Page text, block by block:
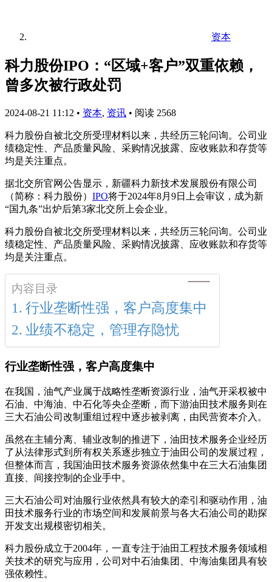
资本
科力股份IPO：“区域+客户”双重依赖，
曾多次被行政处罚
2024-08-21 11:12 • 资本, 资讯 • 阅读 2568
科力股份自被北交所受理材料以来，共经历三轮问询。公司业
绩稳定性、产品质量风险、采购情况披露、应收账款和存货等
均是关注重点。
据北交所官网公告显示，新疆科力新技术发展股份有限公司
（简称：科力股份） IPO将于2024年8月9日上会审议，成为新
“国九条”出炉后第3家北交所上会企业。
科力股份自被北交所受理材料以来，共经历三轮问询。公司业
绩稳定性、产品质量风险、采购情况披露、应收账款和存货等
均是关注重点。
内容目录
行业垄断性强，客户高度集中
业绩不稳定，管理存隐忧
行业垄断性强，客户高度集中
在我国，油气产业属于战略性垄断资源行业，油气开采权被中
石油、中海油、中石化等央企垄断，而下游油田技术服务则在
三大石油公司改制重组过程中逐步被剥离，由民营资本介入。
虽然在主辅分离、辅业改制的推进下，油田技术服务企业经历
了从法律形式到所有权关系逐步独立于油田公司的发展过程，
但整体而言，我国油田技术服务资源依然集中在三大石油集团
直接、间接控制的企业手中。
三大石油公司对油服行业依然具有较大的牵引和驱动作用，油
田技术服务行业的市场空间和发展前景与各大石油公司的勘探
开发支出规模密切相关。
科力股份成立于2004年，一直专注于油田工程技术服务领域相
关技术的研究与应用，公司对中石油集团、中海油集团具有较
强依赖性。